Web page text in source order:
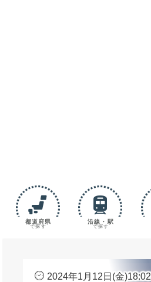
都道府県
で探す
沿線・駅
で探す
2024年1月12日(金)18:02